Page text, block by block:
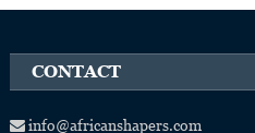
CONTACT
info@africanshapers.com